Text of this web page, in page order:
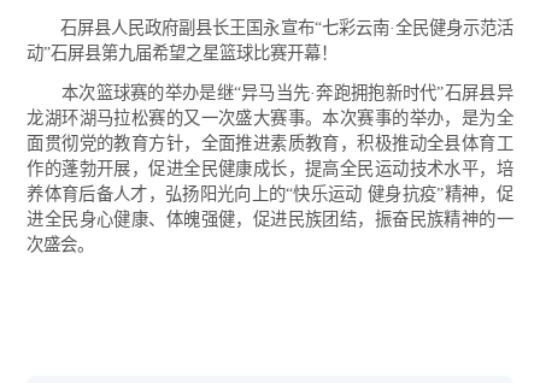
石屏县人民政府副县长王国永宣布“七彩云南·全民健身示范活
动”石屏县第九届希望之星篮球比赛开幕！
本次篮球赛的举办是继“异马当先·奔跑拥抱新时代”石屏县异
龙湖环湖马拉松赛的又一次盛大赛事。本次赛事的举办，是为全
面贯彻党的教育方针，全面推进素质教育，积极推动全县体育工
作的蓬勃开展，促进全民健康成长，提高全民运动技术水平，培
养体育后备人才，弘扬阳光向上的“快乐运动 健身抗疫”精神，促
进全民身心健康、体魄强健，促进民族团结，振奋民族精神的一
次盛会。